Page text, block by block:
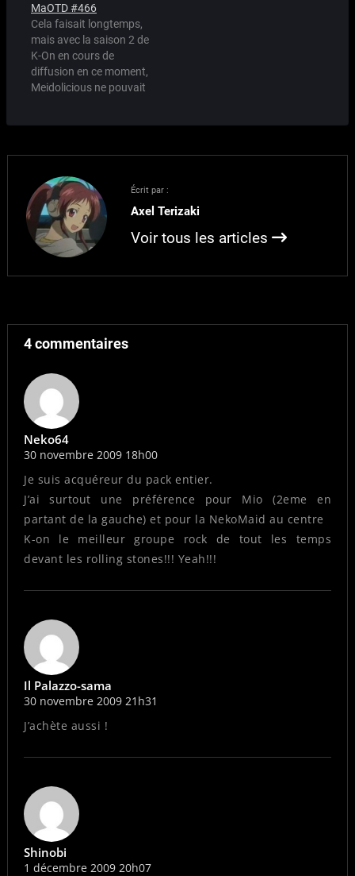
Yui x Mio. Et tout ça,
pour la modique somme
de 10 000 Maid Points.
Guitares vendues
séparement.
MaOTD #466
Cela faisait longtemps,
mais avec la saison 2 de
K-On en cours de
diffusion en ce moment,
Meidolicious ne pouvait
vous pouvez bien sûr
interchanger selon vos
envies. Le pack…
Écrit par :
Axel Terizaki
Voir tous les articles
4 commentaires
Neko64
30 novembre 2009 18h00
Je suis acquéreur du pack entier.
J’ai surtout une préférence pour Mio (2eme en
partant de la gauche) et pour la NekoMaid au centre
K-on le meilleur groupe rock de tout les temps
devant les rolling stones!!! Yeah!!!
Il Palazzo-sama
30 novembre 2009 21h31
J’achète aussi !
Shinobi
1 décembre 2009 20h07